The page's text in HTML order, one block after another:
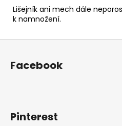
Lišejník ani mech dále
k namnožení.
Z
Facebook
Pinterest